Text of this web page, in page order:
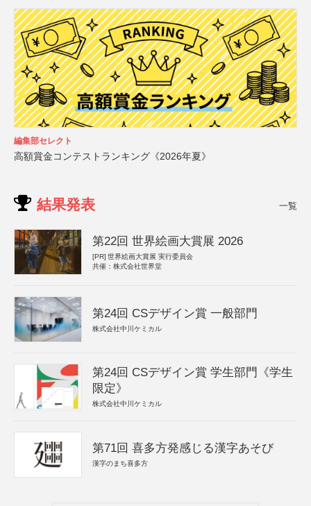
編集部セレクト
高額賞金コンテストランキング《2026年夏》
結果発表 一覧
第22回 世界絵画大賞展 2026
[PR] 世界絵画大賞展 実行委員会
共催：株式会社世界堂
第24回 CSデザイン賞 一般部門
株式会社中川ケミカル
第24回 CSデザイン賞 学生部門《学生
限定》
株式会社中川ケミカル
第71回 喜多方発感じる漢字あそび
漢字のまち喜多方